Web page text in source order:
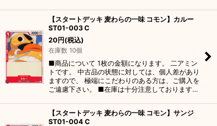
【スタートデッキ 麦わらの一味 コモン】カルー
ST01-003 C
20円(税込)
在庫数 10個
■商品について 1枚の金額になります。 二アミン
トです。 中古品の状態に対しては、個人差があり
ますので、 極端にこだわりのある方は、ご購入を
ご遠慮下さい。 ■在庫は十分注意しております…
【スタートデッキ 麦わらの一味 コモン】サンジ
ST01-004 C